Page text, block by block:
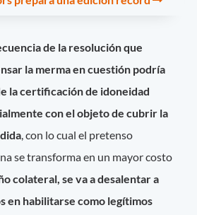
de la resolución que
la merma en cuestión podría
la certificación de idoneidad
con el objeto de cubrir la
, con lo cual el pretenso
se transforma en un mayor costo
colateral, se va a desalentar a
en habilitarse como legítimos